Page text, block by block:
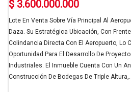
$ 3.600.000.000
Lote En Venta Sobre Vía Principal Al
Daza. Su Estratégica Ubicación, Con
Colindancia Directa Con El Aeropuerto, Lo
Oportunidad Para El Desarrollo De
Industriales. El Inmueble Cuenta Con Un
Construcción De Bodegas De Triple